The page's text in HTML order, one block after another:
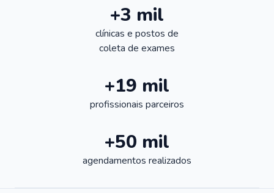
+3 mil
clínicas e postos de
coleta de exames
+19 mil
profissionais parceiros
+50 mil
agendamentos realizados